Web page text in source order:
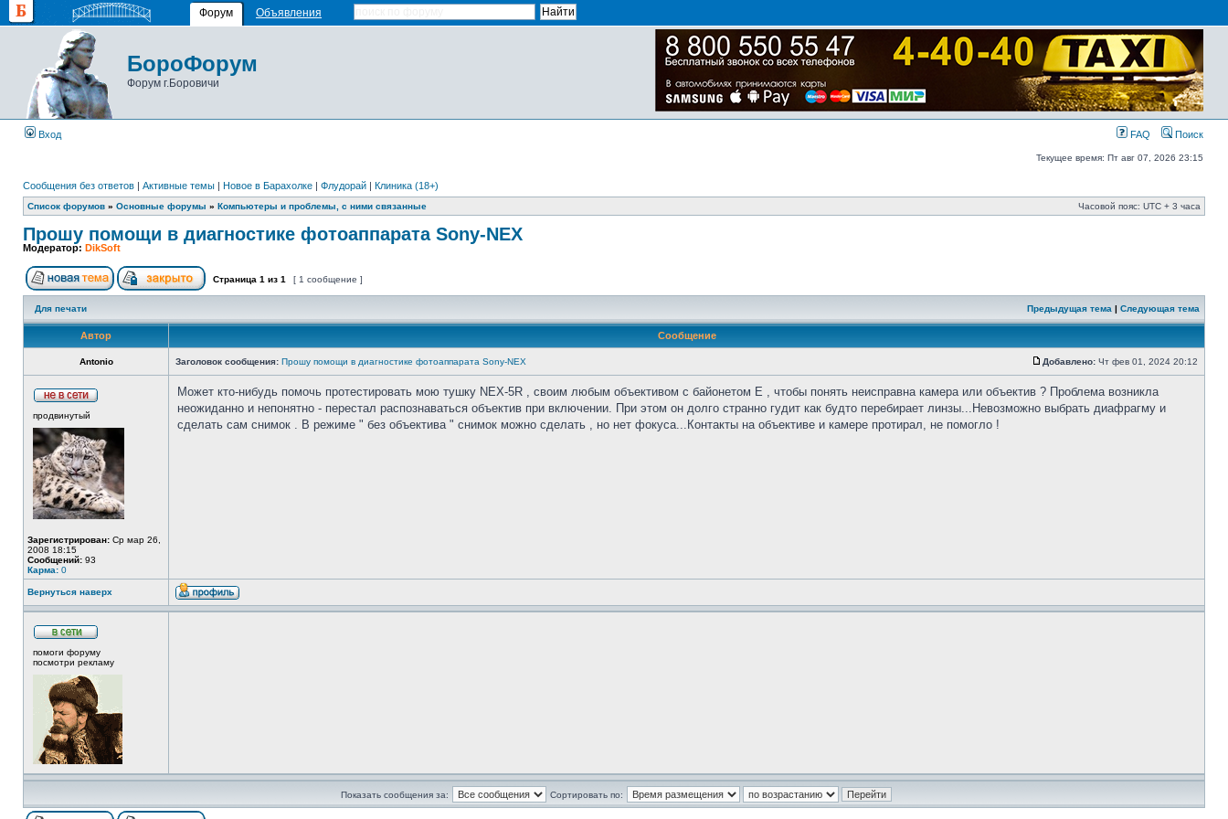
Форум Объявления
БороФорум
Форум г.Боровичи
Вход FAQ Поиск
Текущее время: Пт авг 07, 2026 23:15
Сообщения без ответов | Активные темы | Новое в Барахолке | Флудорай | Клиника (18+)
Список форумов » Основные форумы » Компьютеры и проблемы, с ними связанные Часовой пояс: UTC + 3 часа
Прошу помощи в диагностике фотоаппарата Sony-NEX
Модератор: DikSoft
Страница 1 из 1 [ 1 сообщение ]
Для печати Предыдущая тема | Следующая тема
Автор Сообщение
Antonio Заголовок сообщения: Прошу помощи в диагностике фотоаппарата Sony-NEX Добавлено: Чт фев 01, 2024 20:12
продвинутый
Зарегистрирован: Ср мар 26,
2008 18:15
Сообщений: 93
Карма: 0
Может кто-нибудь помочь протестировать мою тушку NEX-5R , своим любым объективом с байонетом E , чтобы понять неисправна камера или объектив ? Проблема возникла
неожиданно и непонятно - перестал распознаваться объектив при включении. При этом он долго странно гудит как будто перебирает линзы...Невозможно выбрать диафрагму и
сделать сам снимок . В режиме " без объектива " снимок можно сделать , но нет фокуса...Контакты на объективе и камере протирал, не помогло !
Вернуться наверх
помоги форуму
посмотри рекламу
Показать сообщения за: Сортировать по: